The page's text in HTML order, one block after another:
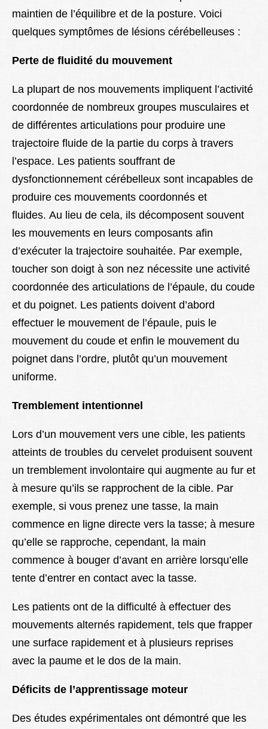
maintien de l’équilibre et de la posture. Voici
quelques symptômes de lésions cérébelleuses :
Perte de fluidité du mouvement
La plupart de nos mouvements impliquent l’activité
coordonnée de nombreux groupes musculaires et
de différentes articulations pour produire une
trajectoire fluide de la partie du corps à travers
l’espace. Les patients souffrant de
dysfonctionnement cérébelleux sont incapables de
produire ces mouvements coordonnés et
fluides. Au lieu de cela, ils décomposent souvent
les mouvements en leurs composants afin
d’exécuter la trajectoire souhaitée. Par exemple,
toucher son doigt à son nez nécessite une activité
coordonnée des articulations de l’épaule, du coude
et du poignet. Les patients doivent d’abord
effectuer le mouvement de l’épaule, puis le
mouvement du coude et enfin le mouvement du
poignet dans l’ordre, plutôt qu’un mouvement
uniforme.
Tremblement intentionnel
Lors d’un mouvement vers une cible, les patients
atteints de troubles du cervelet produisent souvent
un tremblement involontaire qui augmente au fur et
à mesure qu’ils se rapprochent de la cible. Par
exemple, si vous prenez une tasse, la main
commence en ligne directe vers la tasse; à mesure
qu’elle se rapproche, cependant, la main
commence à bouger d’avant en arrière lorsqu’elle
tente d’entrer en contact avec la tasse.
Les patients ont de la difficulté à effectuer des
mouvements alternés rapidement, tels que frapper
une surface rapidement et à plusieurs reprises
avec la paume et le dos de la main.
Déficits de l’apprentissage moteur
Des études expérimentales ont démontré que les